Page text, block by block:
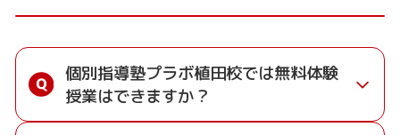
個別指導塾プラボ植田校では無料体験
授業はできますか？